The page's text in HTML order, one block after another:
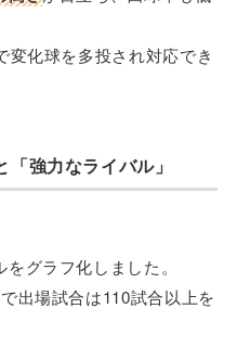
変化球を多投され対応でき
強力なライバル」
グラフ化しました。
出場試合は110試合以上を